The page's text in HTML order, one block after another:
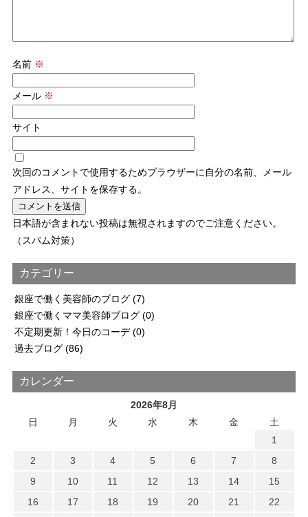
名前 ※
メール ※
サイト
次回のコメントで使用するためブラウザーに自分の名前、メール
アドレス、サイトを保存する。
日本語が含まれない投稿は無視されますのでご注意ください。
（スパム対策）
カテゴリー
銀座で働く美容師のブログ(7)
銀座で働くママ美容師ブログ(0)
不定期更新！今日のコーデ(0)
過去ブログ(86)
カレンダー
2026年8月
日
月 火 水 木 金
土
1
2
3 4 5 6 7
8
9
10 11 12 13 14
15
16
17 18 19 20 21
22